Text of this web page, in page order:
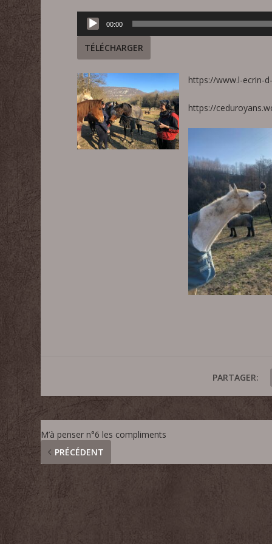
Lecteur
audio
00:00
TÉLÉCHARGER
https://www.l-ecrin-
https://
PARTAGER:
M’à penser n°6 les compliments
PRÉCÉDENT